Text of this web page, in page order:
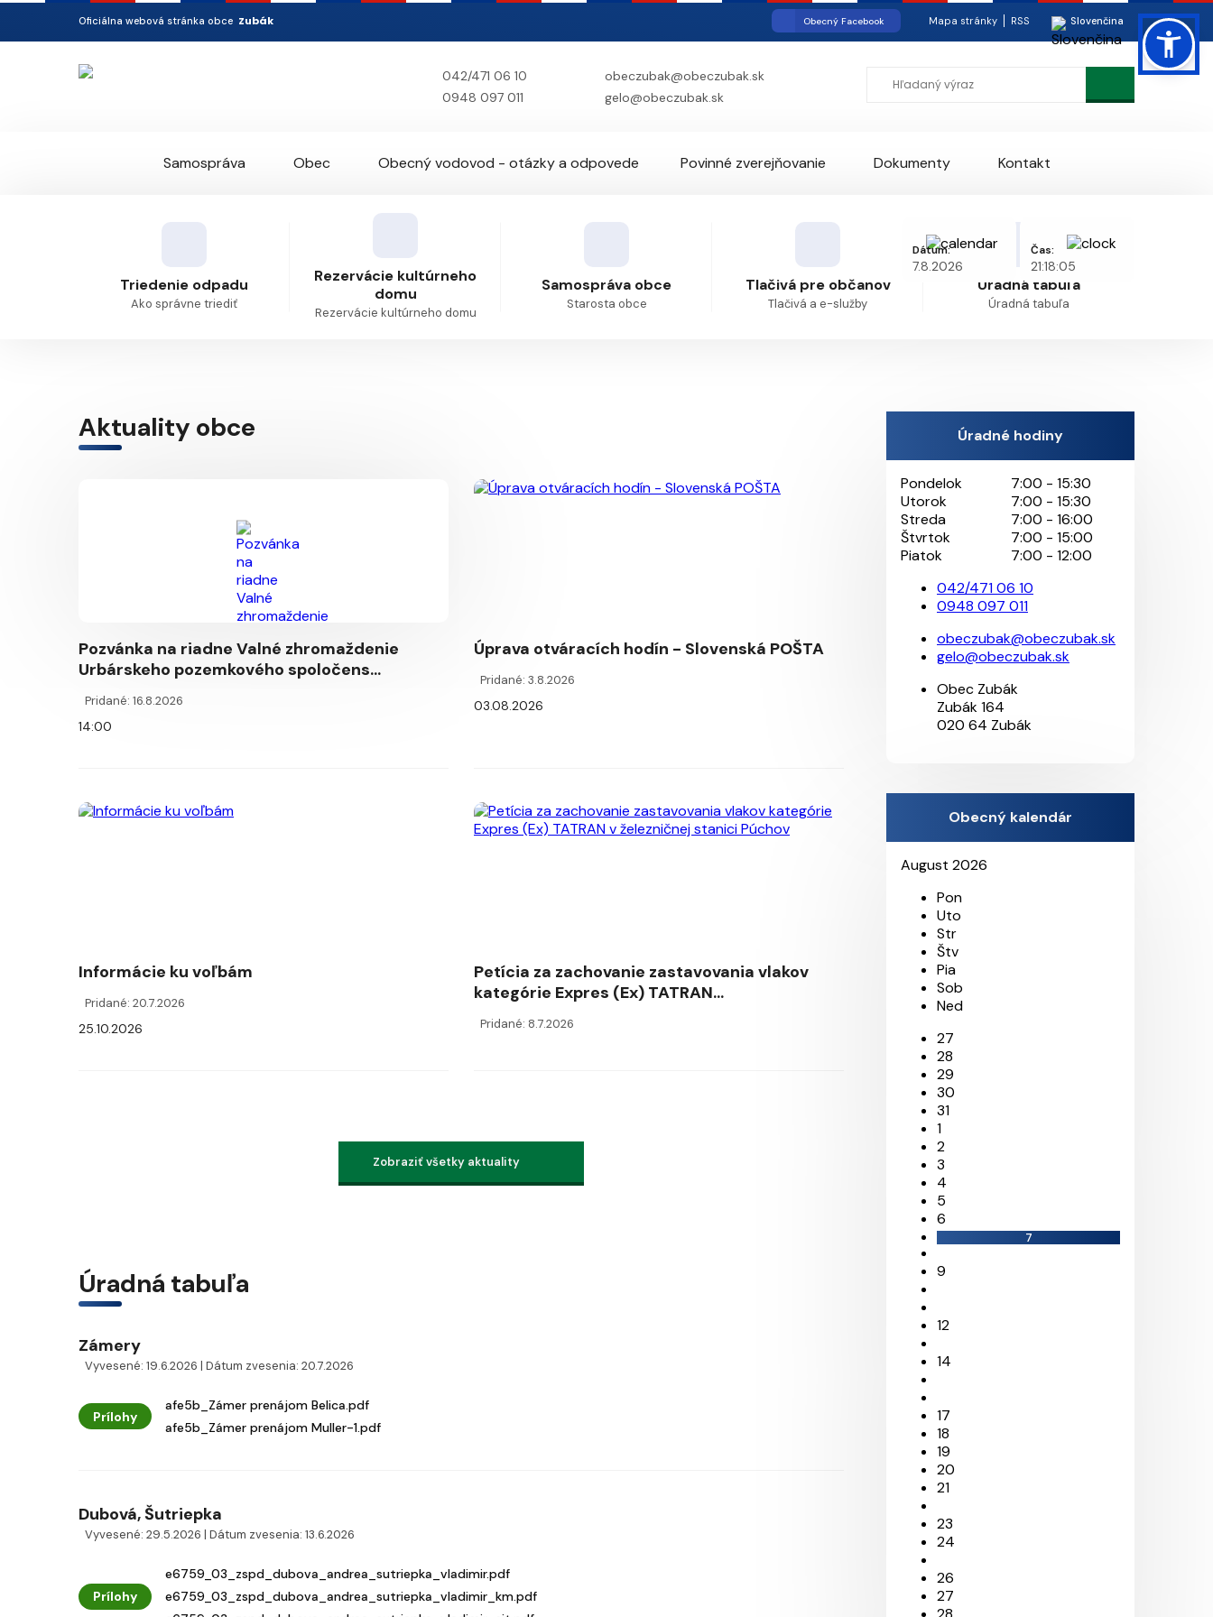
Oficiálna webová stránka obce Zubák Obecný Facebook Mapa stránky RSS Slovenčina
042/471 06 10
0948 097 011
obeczubak@obeczubak.sk
gelo@obeczubak.sk
Samospráva Obec Obecný vodovod - otázky a odpovede Povinné zverejňovanie Dokumenty Kontakt
Dátum:
7.8.2026
Čas:
21:18:05
Triedenie odpadu
Ako správne triediť
Rezervácie kultúrneho
domu
Rezervácie kultúrneho domu
Samospráva obce
Starosta obce
Tlačivá pre občanov
Tlačivá a e-služby
Úradná tabuľa
Úradná tabuľa
Aktuality obce
Pozvánka na riadne Valné zhromaždenie
Urbárskeho pozemkového spoločens...
Pridané: 16.8.2026
14:00
Úprava otváracích hodín - Slovenská POŠTA
Pridané: 3.8.2026
03.08.2026
Informácie ku voľbám
Pridané: 20.7.2026
25.10.2026
Petícia za zachovanie zastavovania vlakov
kategórie Expres (Ex) TATRAN...
Pridané: 8.7.2026
Zobraziť všetky aktuality
Úradná tabuľa
Zámery
Vyvesené: 19.6.2026 | Dátum zvesenia: 20.7.2026
Prílohy
afe5b_Zámer prenájom Belica.pdf
afe5b_Zámer prenájom Muller-1.pdf
Dubová, Šutriepka
Vyvesené: 29.5.2026 | Dátum zvesenia: 13.6.2026
Prílohy
e6759_03_zspd_dubova_andrea_sutriepka_vladimir.pdf
e6759_03_zspd_dubova_andrea_sutriepka_vladimir_km.pdf
Úradné hodiny
Pondelok
7:00 - 15:30
Utorok
7:00 - 15:30
Streda
7:00 - 16:00
Štvrtok
7:00 - 15:00
Piatok
7:00 - 12:00
042/471 06 10
0948 097 011
obeczubak@obeczubak.sk
gelo@obeczubak.sk
Obec Zubák
Zubák 164
020 64 Zubák
Obecný kalendár
August 2026
Pon
Uto
Str
Štv
Pia
Sob
Ned
27
28
29
30
31
1
2
3
4
5
6
7
9
12
14
17
18
19
20
21
23
24
26
27